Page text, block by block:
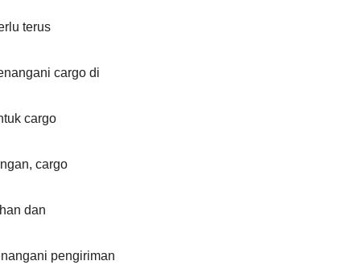
terus
cargo di
cargo
cargo
dan
pengiriman